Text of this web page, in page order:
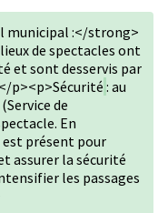
municipal :</strong>
de spectacles ont
et sont desservis par
p><p>Sécurité: au
de
En
présent pour
assurer la sécurité
les passages